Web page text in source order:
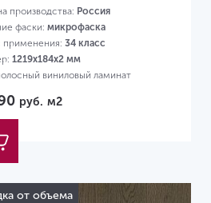
производства: Россия
фаски: микрофаска
применения: 34 класс
1219х184х2 мм
виниловый ламинат
руб. м2
от объема